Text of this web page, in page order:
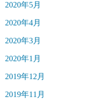
2020年5月
2020年4月
2020年3月
2020年1月
2019年12月
2019年11月